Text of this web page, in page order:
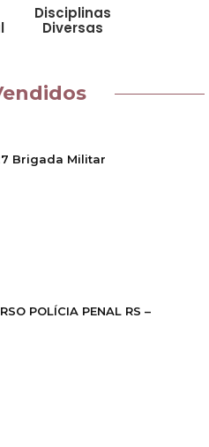
Disciplinas
Diversas
Brigada Militar
POLÍCIA PENAL RS –